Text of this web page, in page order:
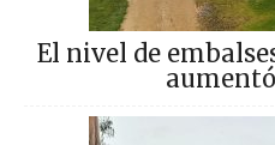
El nivel de